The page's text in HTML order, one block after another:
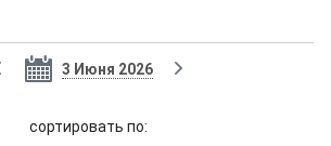
3 Июня 2026
cортировать по: